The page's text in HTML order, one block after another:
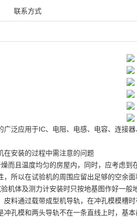
联系方式
广泛应用于IC、电阻、电感、电容、连接
在安装的过程中需注意的问题
而且温度均匀的房屋内，同时，应考虑
，所以在试验机的周围应留出足够的空余面
机体及测力计安装时只按地基图作好一般
皮料通过载带成型机导轨，在冲孔模模槽
冲孔模和两头导轨不在一条直线上时，基